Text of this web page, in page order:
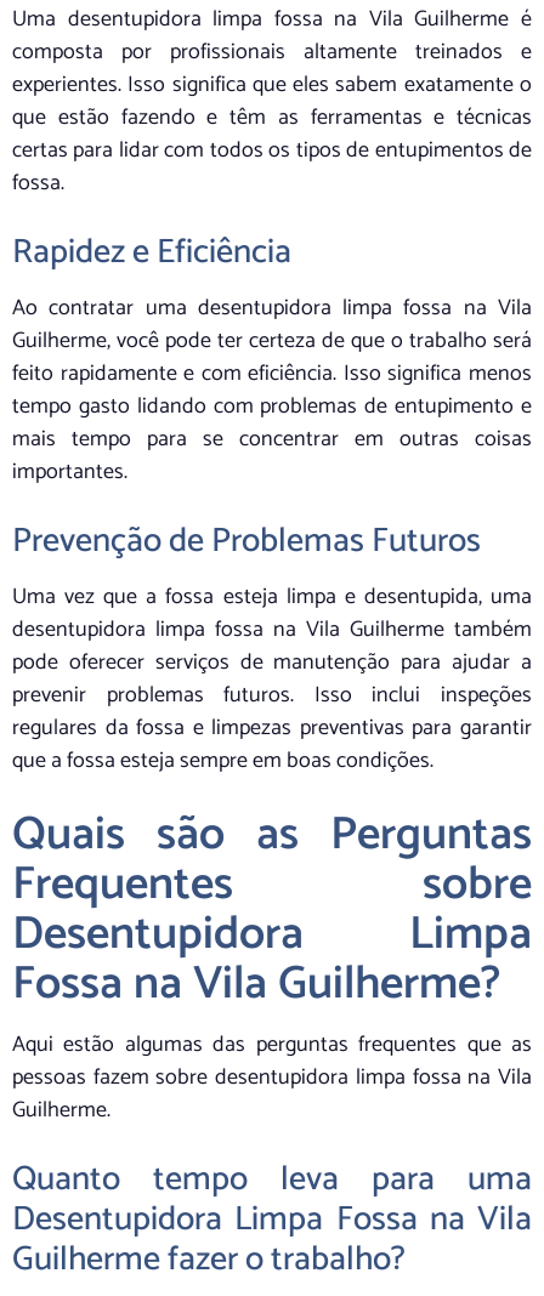
Uma desentupidora limpa fossa na Vila Guilherme é
composta por profissionais altamente treinados e
experientes. Isso significa que eles sabem exatamente o
que estão fazendo e têm as ferramentas e técnicas
certas para lidar com todos os tipos de entupimentos de
fossa.
Rapidez e Eficiência
Ao contratar uma desentupidora limpa fossa na Vila
Guilherme, você pode ter certeza de que o trabalho será
feito rapidamente e com eficiência. Isso significa menos
tempo gasto lidando com problemas de entupimento e
mais tempo para se concentrar em outras coisas
importantes.
Prevenção de Problemas Futuros
Uma vez que a fossa esteja limpa e desentupida, uma
desentupidora limpa fossa na Vila Guilherme também
pode oferecer serviços de manutenção para ajudar a
prevenir problemas futuros. Isso inclui inspeções
regulares da fossa e limpezas preventivas para garantir
que a fossa esteja sempre em boas condições.
Quais são as Perguntas
Frequentes sobre
Desentupidora Limpa
Fossa na Vila Guilherme?
Aqui estão algumas das perguntas frequentes que as
pessoas fazem sobre desentupidora limpa fossa na Vila
Guilherme.
Quanto tempo leva para uma
Desentupidora Limpa Fossa na Vila
Guilherme fazer o trabalho?